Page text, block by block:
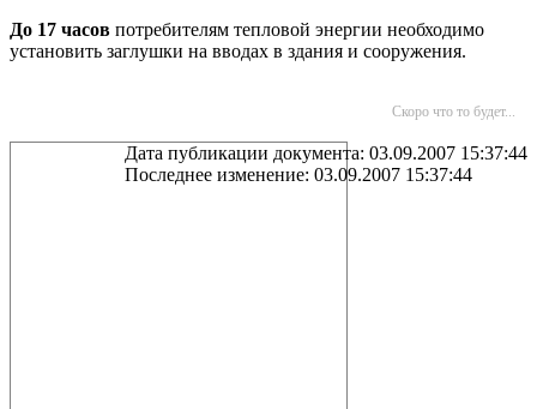
До 17 часов потребителям тепловой энергии необходимо
установить заглушки на вводах в здания и сооружения.
Скоро что то будет...
Дата публикации документа: 03.09.2007 15:37:44
Последнее изменение: 03.09.2007 15:37:44